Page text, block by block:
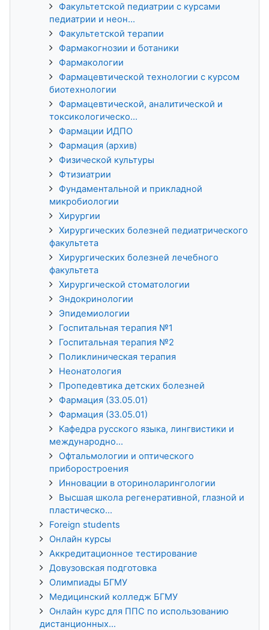
Факультетской педиатрии с курсами
педиатрии и неон...
Факультетской терапии
Фармакогнозии и ботаники
Фармакологии
Фармацевтической технологии с курсом
биотехнологии
Фармацевтической, аналитической и
токсикологическо...
Фармации ИДПО
Фармация (архив)
Физической культуры
Фтизиатрии
Фундаментальной и прикладной
микробиологии
Хирургии
Хирургических болезней педиатрического
факультета
Хирургических болезней лечебного
факультета
Хирургической стоматологии
Эндокринологии
Эпидемиологии
Госпитальная терапия №1
Госпитальная терапия №2
Поликлиническая терапия
Неонатология
Пропедевтика детских болезней
Фармация (33.05.01)
Фармация (33.05.01)
Кафедра русского языка, лингвистики и
международно...
Офтальмологии и оптического
приборостроения
Инновации в оториноларингологии
Высшая школа регенеративной, глазной и
пластическо...
Foreign students
Онлайн курсы
Аккредитационное тестирование
Довузовская подготовка
Олимпиады БГМУ
Медицинский колледж БГМУ
Онлайн курс для ППС по использованию
дистанционных...